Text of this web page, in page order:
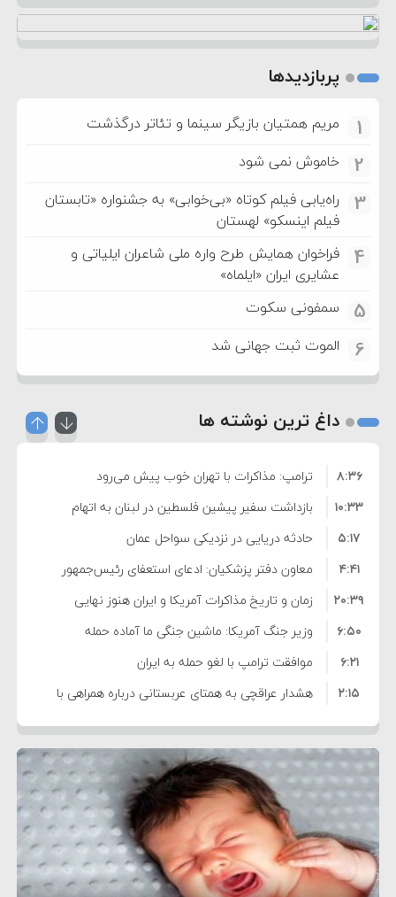
پربازدیدها
1 مریم همتیان بازیگر سینما و تئاتر درگذشت
2 خاموش نمی شود
3
راه‌یابی فیلم کوتاه «بی‌خوابی» به جشنواره «تابستان
فیلم اینسکو» لهستان
4
فراخوان همایش طرح واره ملی شاعران ایلیاتی و
عشایری ایران «ایلماه»
5 سمفونی سکوت
6 الموت ثبت جهانی شد
داغ ترین نوشته ها
ترامپ: مذاکرات با تهران خوب پیش می‌رود
۸:۳۶
بازداشت سفیر پیشین فلسطین در لبنان به اتهام
فساد و اختلاس اموال
۱۰:۳۳
حادثه دریایی در نزدیکی سواحل عمان
۵:۱۷
معاون دفتر پزشکیان: ادعای استعفای رئیس‌جمهور
واهی و کذب محض است
۴:۴۱
زمان و تاریخ مذاکرات آمریکا و ایران هنوز نهایی
نشده است
۲۰:۳۹
وزیر جنگ آمریکا: ماشین جنگی ما آماده حمله
نظامی علیه ایران است
۶:۵۰
موافقت ترامپ با لغو حمله به ایران
۶:۲۱
هشدار عراقچی به همتای عربستانی درباره همراهی با
آمریکا
۲:۱۵
مقام ارشد امنیتی: برنامه گسترده‌ای برای پاسخ به
دیوانگی آمریکا داریم
۷:۱۰
ترامپ دستور حملات جدید علیه ایران را صادر کرد
۵:۴۵
سپاه: دو نفتکش متخلف مورد اصابت قرار گرفته و
متوقف شدند
۱۲:۵۹
ترامپ مدعی توافق تاریخی برای خلع سلاح کامل
حماس شد
۸:۵۷
اعتراض عراقچی به همتای بلغارستانی به دلیل کمک
به آمریکا در حملات به ایران
۱۶:۱۹
کشورهایی که به متجاوزان کمک می کنند پاسخ
۱۰:۱۵